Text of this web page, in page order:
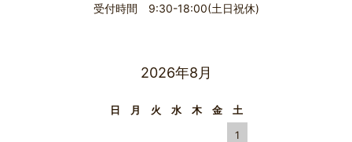
受付時間 9:30-18:00(土日祝休)
2026年8月
日 月 火 水 木 金
土
1